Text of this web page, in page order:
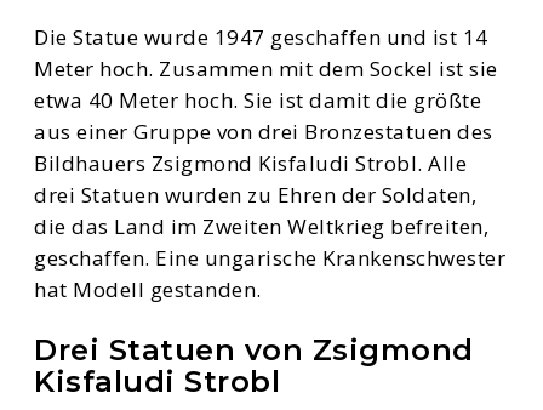
Die Statue wurde 1947 geschaffen und ist 14
Meter hoch. Zusammen mit dem Sockel ist sie
etwa 40 Meter hoch. Sie ist damit die größte
aus einer Gruppe von drei Bronzestatuen des
Bildhauers Zsigmond Kisfaludi Strobl. Alle
drei Statuen wurden zu Ehren der Soldaten,
die das Land im Zweiten Weltkrieg befreiten,
geschaffen. Eine ungarische Krankenschwester
hat Modell gestanden.
Drei Statuen von Zsigmond
Kisfaludi Strobl